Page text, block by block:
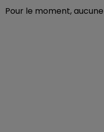
Pour le moment,